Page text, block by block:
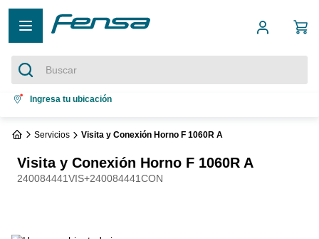
Buscar
Términos más buscados
3. refrigerador no frost
Ingresa tu ubicación
Servicios Visita y Conexión Horno F 1060R A
Visita y Conexión Horno F 1060R A
240084441VIS+240084441CON